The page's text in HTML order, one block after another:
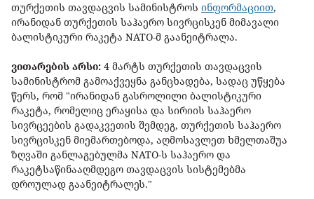
თურქეთის თავდაცვის სამინისტროს ინფორმაციით,
ირანიდან თურქეთის საჰაერო სივრცისკენ მიმავალი
ბალისტიკური რაკეტა NATO-მ გაანეიტრალა.
ვითარების არსი: 4 მარტს თურქეთის თავდაცვის
სამინისტრომ გამოაქვეყნა განცხადება, სადაც უწყება
წერს, რომ "ირანიდან გასროლილი ბალისტიკური
რაკეტა, რომელიც ერაყისა და სირიის საჰაერო
სივრცეების გადაკვეთის შემდეგ, თურქეთის საჰაერო
სივრცისკენ მიემართებოდა, აღმოსავლეთ ხმელთაშუა
ზღვაში განლაგებულმა NATO-ს საჰაერო და
რაკეტსაწინააღმდეგო თავდაცვის სისტემებმა
დროულად გაანეიტრალეს."